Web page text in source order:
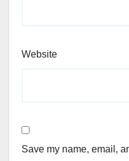
Website
Save my name, email,